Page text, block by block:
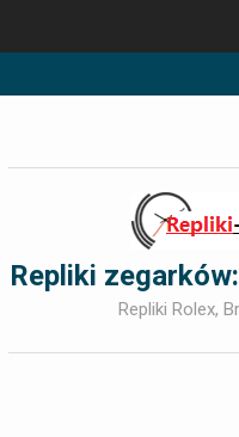
to
Repliki
Repliki Rolex,